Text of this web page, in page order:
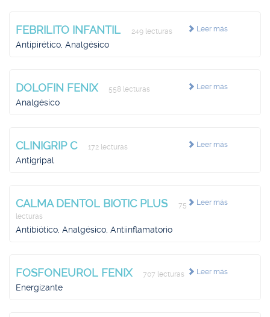
Leer más
FEBRILITO INFANTIL 249 lecturas
Antipirético, Analgésico
Leer más
DOLOFIN FENIX 558 lecturas
Analgésico
Leer más
CLINIGRIP C 172 lecturas
Antigripal
Leer más
CALMA DENTOL BIOTIC PLUS
75
lecturas
Antibiótico, Analgésico, Antiinflamatorio
Leer más
FOSFONEUROL FENIX 707 lecturas
Energizante